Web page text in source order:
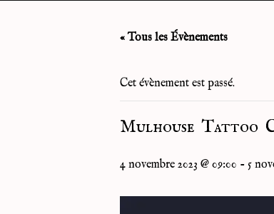
« Tous les Évènements
Cet évènement est passé.
Mulhouse Tattoo
4 novembre 2023 @ 09:00 - 5